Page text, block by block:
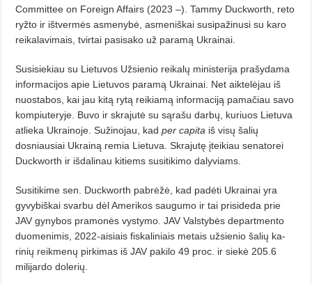
Committee on Foreign Affairs (2023 –). Tammy Duckworth, reto
ryžto ir ištvermės asmenybė, asmeniškai susipa­žinusi su karo
reikalavimais, tvirtai pasisako už paramą Ukrainai.
Susisiekiau su Lietuvos Užsienio reikalų ministerija prašydama
informacijos apie Lietuvos paramą Ukrai­nai. Net aiktelėjau iš
nuostabos, kai jau kitą rytą reikiamą informaciją pamačiau savo
kompiuteryje. Buvo ir skrajutė su sąrašu darbų, kuriuos Lietuva
atlieka Ukrainoje. Sužinojau, kadper capita iš visų šalių
dosniausiai Ukrainą remia Lietuva. Skrajutę įteikiau senatorei
Duckworth ir išda­linau kitiems susitikimo dalyviams.
Susitikime sen. Duckworth pa­brė­žė, kad padėti Ukrainai yra
gyvybiškai svarbu dėl Amerikos saugumo ir tai prisideda prie
JAV gynybos pramonės vystymo. JAV Valstybės de­part­mento
duomenimis, 2022-aisiais fiskaliniais metais užsienio šalių ka­
rinių reikmenų pirkimas iš JAV pakilo 49 proc. ir siekė 205.6
milijardo dolerių.